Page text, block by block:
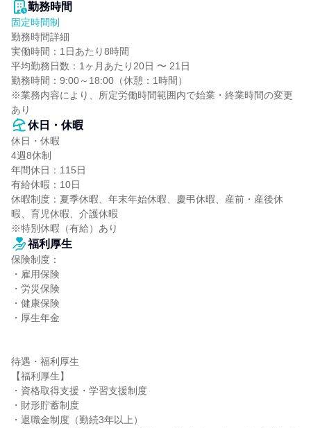
勤務時間
固定時間制
勤務時間詳細
実働時間：1日あたり8時間
平均勤務日数：1ヶ月あたり20日 〜 21日
勤務時間：9:00～18:00（休憩：1時間）
※業務内容により、所定労働時間範囲内で始業・終業時間の変更
あり
休日・休暇
休日・休暇
4週8休制
年間休日：115日
有給休暇：10日
休暇制度：夏季休暇、年末年始休暇、慶弔休暇、産前・産後休
暇、育児休暇、介護休暇
※特別休暇（有給）あり
福利厚生
保険制度：
・雇用保険
・労災保険
・健康保険
・厚生年金
待遇・福利厚生
【福利厚生】
・資格取得支援・学習支援制度
・財形貯蓄制度
・退職金制度（勤続3年以上）